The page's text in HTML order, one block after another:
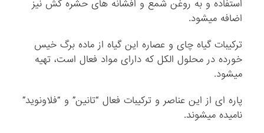
استفاده و به روغن شمع و افشانه های حشره کش نیز
اضافه میشود.
ترکیبات گیاه چای و عصاره این گیاه از ماده برگ خیس
خورده در محلول الکل که دارای مواد فعال است، تهیه
میشود.
پاره ای از این عناصر و ترکیبات فعال “تانین” و “فلاونوید”
نامیده میشوند.